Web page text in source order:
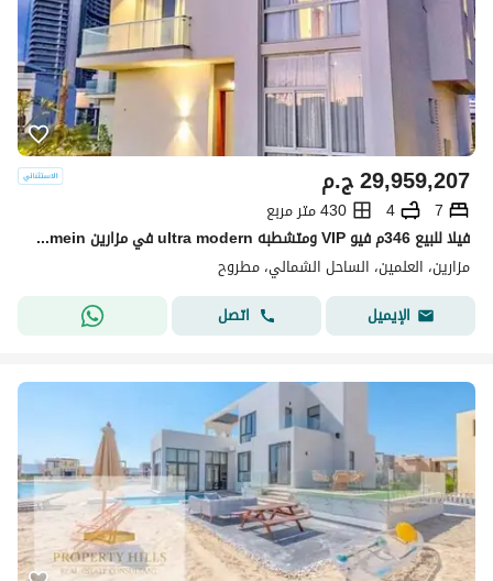
ج.م29,959,207
7
4
430 متر مربع
فيلا للبيع 346م فيو VIP ومتشطبه ultra modern في مزارين Mazarine New Alamein بمدينه العلمين
مزارين، العلمين، الساحل الشمالي، مطروح
الإيميل
اتصل